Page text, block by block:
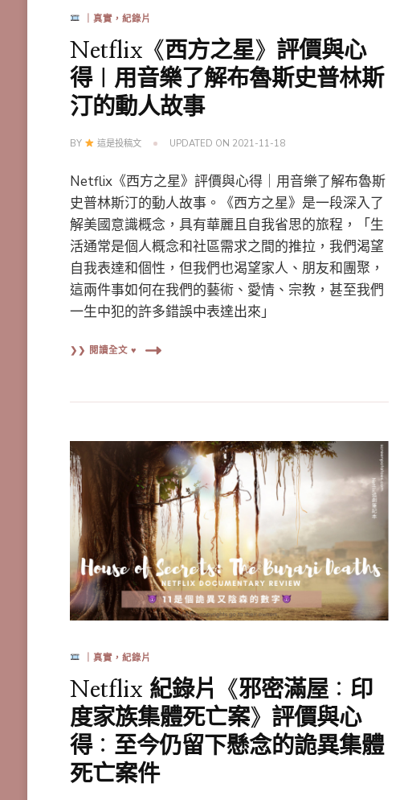
｜真實，紀錄片
Netflix《西方之星》評價與心
得｜用音樂了解布魯斯史普林斯
汀的動人故事
BY 這是投稿文 UPDATED ON 2021-11-18
Netflix《西方之星》評價與心得｜用音樂了解布魯斯
史普林斯汀的動人故事。《西方之星》是一段深入了
解美國意識概念，具有華麗且自我省思的旅程，「生
活通常是個人概念和社區需求之間的推拉，我們渴望
自我表達和個性，但我們也渴望家人、朋友和團聚，
這兩件事如何在我們的藝術、愛情、宗教，甚至我們
一生中犯的許多錯誤中表達出來」
❯❯ 閱讀全文 ♥
｜真實，紀錄片
Netflix 紀錄片《邪密滿屋：印
度家族集體死亡案》評價與心
得：至今仍留下懸念的詭異集體
死亡案件